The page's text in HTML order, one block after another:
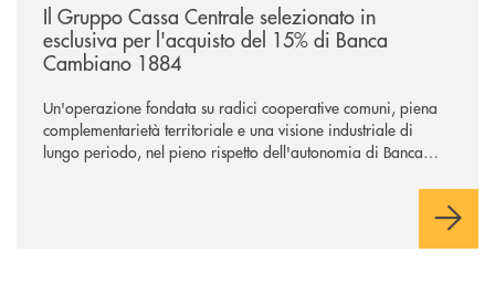
Il Gruppo Cassa Centrale selezionato in
esclusiva per l'acquisto del 15% di Banca
Cambiano 1884
Un'operazione fondata su radici cooperative comuni, piena
complementarietà territoriale e una visione industriale di
lungo periodo, nel pieno rispetto dell'autonomia di Banca
negoziazione esclusiva per la finalizzazione dell’operazione.